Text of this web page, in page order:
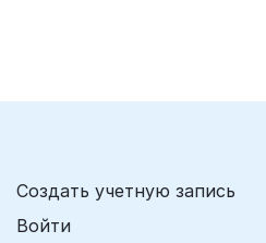
Создать учетную запись
Войти